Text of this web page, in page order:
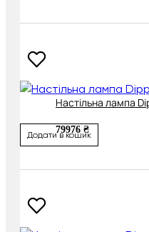
Настільна лампа
79976 ₴
Додати в кошик